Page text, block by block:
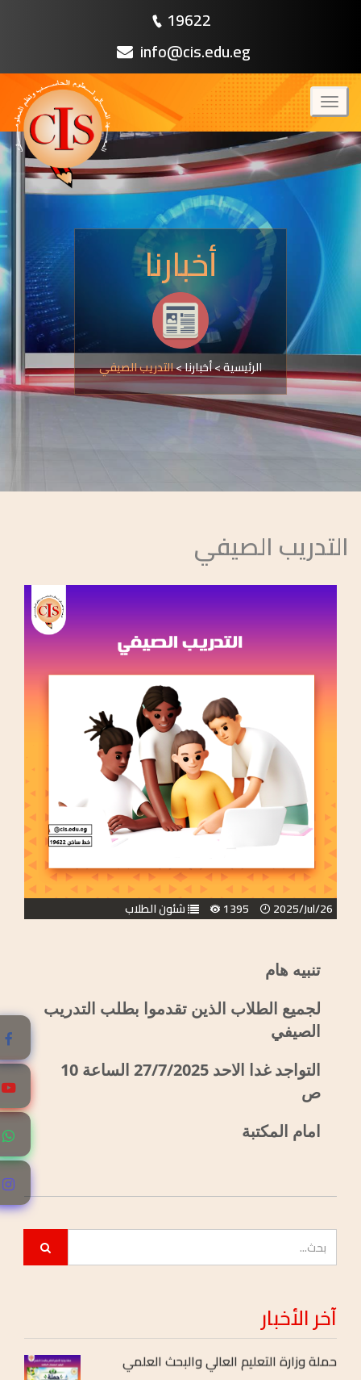
19622
info@cis.edu.eg
أخبارنا
الرئيسية>أخبارنا>التدريب الصيفي
التدريب الصيفي
2025/Jul/26
1395 شئون الطلاب
تنبيه هام
لجميع الطلاب الذين تقدموا بطلب التدريب
الصيفي
التواجد غدا الاحد 27/7/2025 الساعة 10
ص
امام المكتبة
آخرالأخبار
جدول محاضرات الفصل الدراسي ( الصيفي )
[بعد التعديل]
2026/JUN/11
2026/JUN/06
حملة وزارة التعليم العالي والبحث العلمي
2026/APR/14